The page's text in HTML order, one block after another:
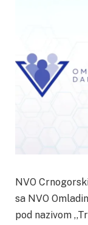
NVO
sa NVO
pod nazivom